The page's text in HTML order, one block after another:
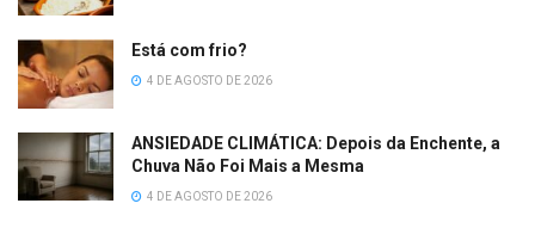
Está com frio?
4 DE AGOSTO DE 2026
ANSIEDADE CLIMÁTICA: Depois da Enchente, a
Chuva Não Foi Mais a Mesma
4 DE AGOSTO DE 2026